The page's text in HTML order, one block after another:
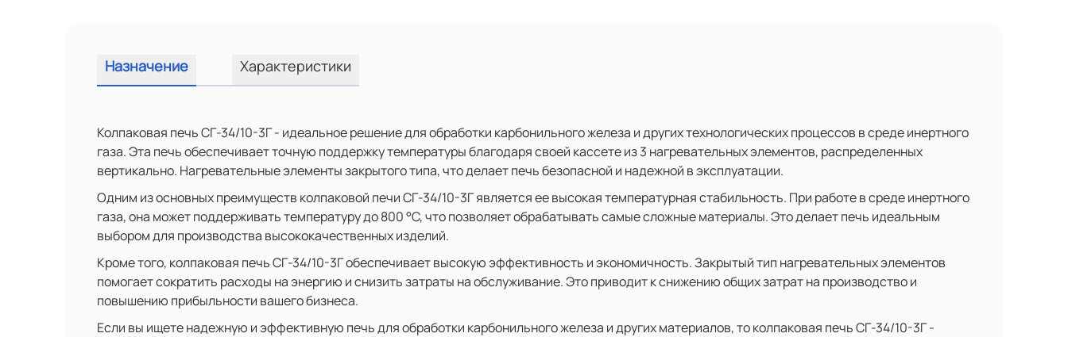
Назначение Характеристики
Колпаковая печь СГ-34/10-3Г - идеальное решение для обработки карбонильного железа и других технологических процессов в среде инертного
газа. Эта печь обеспечивает точную поддержку температуры благодаря своей кассете из 3 нагревательных элементов, распределенных
вертикально. Нагревательные элементы закрытого типа, что делает печь безопасной и надежной в эксплуатации.
Одним из основных преимуществ колпаковой печи СГ-34/10-3Г является ее высокая температурная стабильность. При работе в среде инертного
газа, она может поддерживать температуру до 800 °C, что позволяет обрабатывать самые сложные материалы. Это делает печь идеальным
выбором для производства высококачественных изделий.
Кроме того, колпаковая печь СГ-34/10-3Г обеспечивает высокую эффективность и экономичность. Закрытый тип нагревательных элементов
помогает сократить расходы на энергию и снизить затраты на обслуживание. Это приводит к снижению общих затрат на производство и
повышению прибыльности вашего бизнеса.
Если вы ищете надежную и эффективную печь для обработки карбонильного железа и других материалов, то колпаковая печь СГ-34/10-3Г -